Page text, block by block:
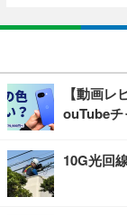
【動画
ouTube
10G光回